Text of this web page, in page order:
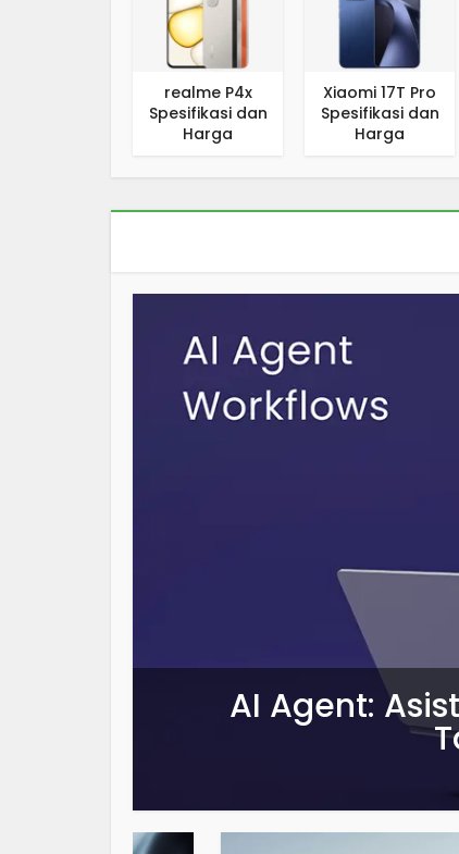
realme P4x
Spesifikasi dan
Harga
Xiaomi 17T Pro
Spesifikasi dan
Harga
AI Agent: